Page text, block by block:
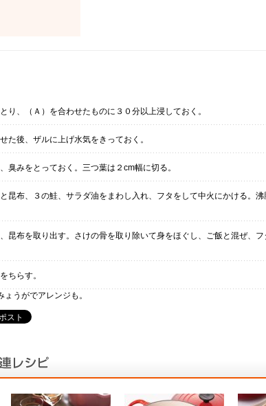
り、（Ａ）を合わせたものに３０分以上浸しておく。
た後、ザルに上げ水気をきっておく。
臭みをとっておく。三つ葉は２cm幅に切る。
昆布、３の鮭、サラダ油をまわし入れ、フタをして中火にかける。
昆布を取り出す。さけの骨を取り除いて身をほぐし、ご飯と混ぜ、
ちらす。
うがでアレンジも。